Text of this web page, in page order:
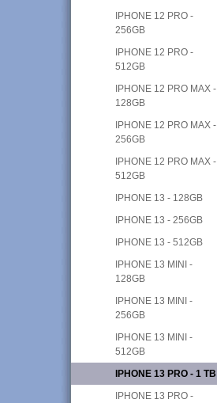
IPHONE 12 PRO -
256GB
IPHONE 12 PRO -
512GB
IPHONE 12 PRO MAX -
128GB
IPHONE 12 PRO MAX -
256GB
IPHONE 12 PRO MAX -
512GB
IPHONE 13 - 128GB
IPHONE 13 - 256GB
IPHONE 13 - 512GB
IPHONE 13 MINI -
128GB
IPHONE 13 MINI -
256GB
IPHONE 13 MINI -
512GB
IPHONE 13 PRO - 1 TB
IPHONE 13 PRO -